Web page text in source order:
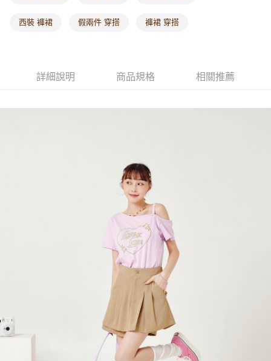
西裝 褲裙 假兩件 穿搭 褲裙 穿搭
詳細說明 商品規格 相關推薦